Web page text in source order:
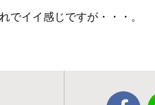
イイ感じですが・・・。